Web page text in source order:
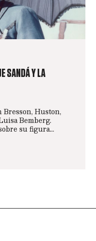
SANDÁ Y LA
Bresson, Huston,
Bemberg.
su figura...